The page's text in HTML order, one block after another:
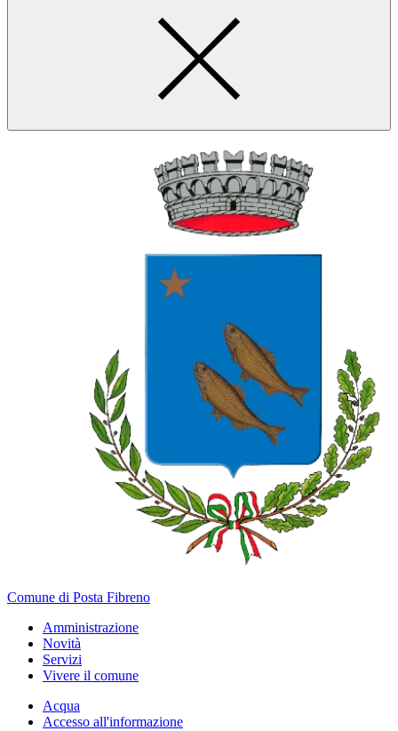
Comune di Posta Fibreno
Amministrazione
Novità
Servizi
Vivere il comune
Acqua
Accesso all'informazione